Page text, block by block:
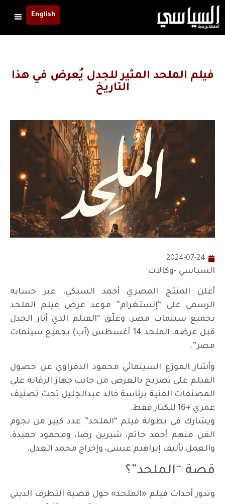
English
فيلم الملحد المثير للجدل يُعرض في هذا
التاريخ
2024-07-24
السياسي -وكالات
أعلن المنتج المصري أحمد السبكي، عبر حسابه
الرسمي على “إنستغرام” موعد عرض فيلم الملحد
بجميع سينمات مصر، وعلّق “الفيلم الذي أثار الجدل
قبل عرضه، الملحد 14 أغسطس (آب) بجميع سينمات
مصر”.
وأشار الموزع السينمائي محمود الدفراوي عن حصول
الفيلم على تصريح بالعرض من جانب جهاز الرقابة على
المصنفات الفنية برئاسة خالد عبدالجليل تحت تصنيف
عمري +16 للكبار فقط.
ويشارك في بطولة فيلم “الملحد” عدد كبير من نجوم
الفن منهم أحمد حاتم، شيرين رضا، ومحمود حميدة،
والعمل تأليف إبراهيم عيسى، وإخراج محمد العدل.
قصة “الملحد”؟
وتدور أحداث فيلم «الملحد» حول قضية التطرف الديني